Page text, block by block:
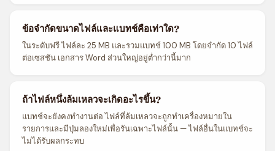
ข้อจำกัดขนาดไฟล์และแบทช์คือเท่าใด?
ในระดับฟรี ไฟล์ละ 25 MB และรวมแบทช์ 100 MB โดยจำกัด 10 ไฟล์
ต่อเซสชัน เอกสาร Word ส่วนใหญ่อยู่ต่ำกว่านี้มาก
ถ้าไฟล์หนึ่งล้มเหลวจะเกิดอะไรขึ้น?
แบทช์จะยังคงทำงานต่อ ไฟล์ที่ล้มเหลวจะถูกทำเครื่องหมายใน
รายการและมีปุ่มลองใหม่เพื่อรันเฉพาะไฟล์นั้น — ไฟล์อื่นในแบทช์จะ
ไม่ได้รับผลกระทบ